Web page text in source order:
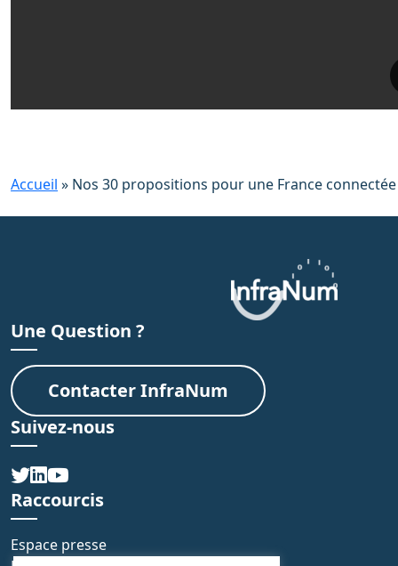
Accueil » Nos 30 propositions pour une France
Une Question ?
Contacter InfraNum
Suivez-nous
Raccourcis
Espace presse